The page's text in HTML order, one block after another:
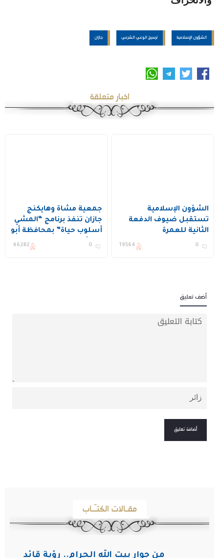
الشؤون الإسلامية ترسيخ الوعي الشرعي جازان
اخبار متعلقة
الشؤون الإسلامية
تستقبل ضيوف الدفعة
الثانية للعمرة
0
19564
جمعية مشاة وهايكنج
جازان تنفذ برنامج “المشي
أسلوب حياة” بمحافظة أبو
عريش
0
46282
أضف تعليق
مقـالات الكتـّـاب
من جوار بيت الله الحرام.. رؤية قائد